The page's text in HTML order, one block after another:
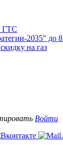
ГТС
2035" до
на газ
Войти